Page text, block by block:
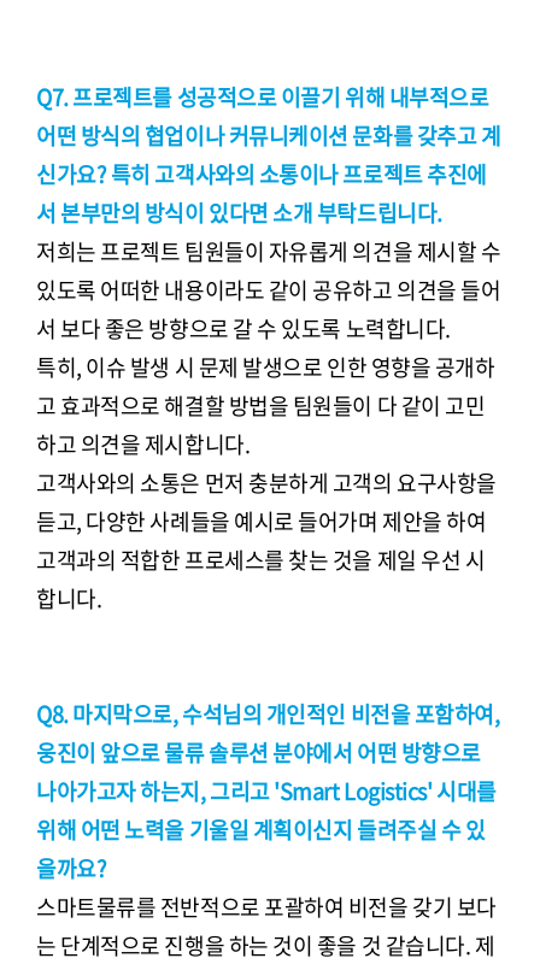
Q7. 프로젝트를 성공적으로 이끌기 위해 내부적으로
어떤 방식의 협업이나 커뮤니케이션 문화를 갖추고 계
신가요? 특히 고객사와의 소통이나 프로젝트 추진에
서 본부만의 방식이 있다면 소개 부탁드립니다.
저희는 프로젝트 팀원들이 자유롭게 의견을 제시할 수
있도록 어떠한 내용이라도 같이 공유하고 의견을 들어
서 보다 좋은 방향으로 갈 수 있도록 노력합니다.
특히, 이슈 발생 시 문제 발생으로 인한 영향을 공개하
고 효과적으로 해결할 방법을 팀원들이 다 같이 고민
하고 의견을 제시합니다.
고객사와의 소통은 먼저 충분하게 고객의 요구사항을
듣고, 다양한 사례들을 예시로 들어가며 제안을 하여
고객과의 적합한 프로세스를 찾는 것을 제일 우선 시
합니다.
Q8. 마지막으로, 수석님의 개인적인 비전을 포함하여,
웅진이 앞으로 물류 솔루션 분야에서 어떤 방향으로
나아가고자 하는지, 그리고 'Smart Logistics' 시대를
위해 어떤 노력을 기울일 계획이신지 들려주실 수 있
을까요?
스마트물류를 전반적으로 포괄하여 비전을 갖기 보다
는 단계적으로 진행을 하는 것이 좋을 것 같습니다. 제